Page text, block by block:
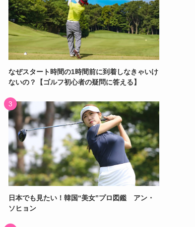
なぜスタート時間の1時間前に到着しなきゃいけ
ないの？【ゴルフ初心者の疑問に答える】
日本でも見たい！韓国“美女”プロ図鑑 アン・
ソヒョン